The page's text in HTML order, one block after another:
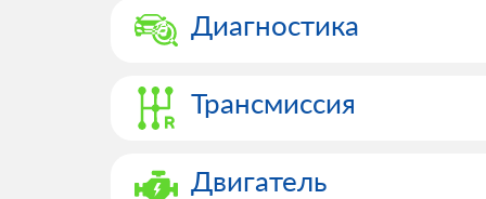
Диагностика
Трансмиссия
Двигатель